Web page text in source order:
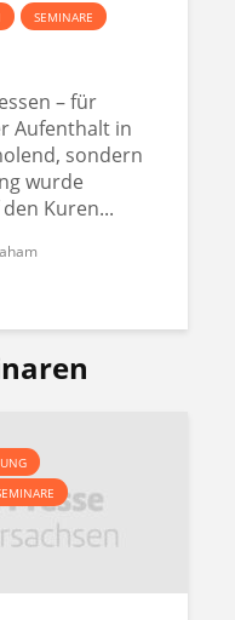
SEMINARE
– für
Aufenthalt in
sondern
wurde
Kuren...